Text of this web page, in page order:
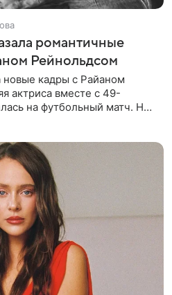
романтичные
Рейнольдсом
новые кадры с Райаном
актриса вместе с 49-
на футбольный матч. На